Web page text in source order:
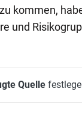
kommen,
und
Quelle